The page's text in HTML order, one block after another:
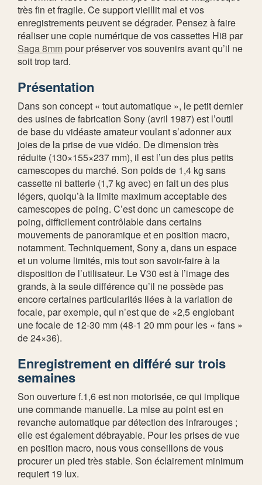
très fin et fragile. Ce support vieillit mal et vos
enregistrements peuvent se dégrader. Pensez à faire
réaliser une copie numérique de vos cassettes Hi8 par
Saga 8mmpour préserver vos souvenirs avant qu’il ne
soit trop tard.
Présentation
Dans son concept « tout automatique », le petit dernier
des usines de fabrication Sony (avril 1987) est l’outil
de base du vidéaste amateur voulant s’adonner aux
joies de la prise de vue vidéo. De dimension très
réduite (130×155×237 mm), il est l’un des plus petits
camescopes du marché. Son poids de 1,4 kg sans
cassette ni batterie (1,7 kg avec) en fait un des plus
légers, quoiqu’à la limite maximum acceptable des
camescopes de poing. C’est donc un camescope de
poing, difficilement contrôlable dans certains
mouvements de panoramique et en position macro,
notamment. Techniquement, Sony a, dans un espace
et un volume limités, mis tout son savoir-faire à la
disposition de l’utilisateur. Le V30 est à l’image des
grands, à la seule différence qu’il ne possède pas
encore certaines particularités liées à la variation de
focale, par exemple, qui n’est que de ×2,5 englobant
une focale de 12-30 mm (48-1 20 mm pour les « fans »
de 24×36).
Enregistrement en différé sur trois
semaines
Son ouverture f.1,6 est non motorisée, ce qui implique
une commande manuelle. La mise au point est en
revanche automatique par détection des infrarouges ;
elle est également débrayable. Pour les prises de vue
en position macro, nous vous conseillons de vous
procurer un pied très stable. Son éclairement minimum
requiert 19 lux.